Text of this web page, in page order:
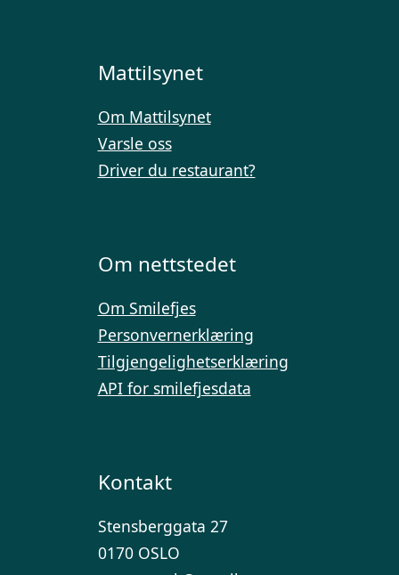
Mattilsynet
Om Mattilsynet
Varsle oss
Driver du restaurant?
Om nettstedet
Om Smilefjes
Personvernerklæring
Tilgjengelighetserklæring
API for smilefjesdata
Kontakt
Stensberggata 27
0170 OSLO